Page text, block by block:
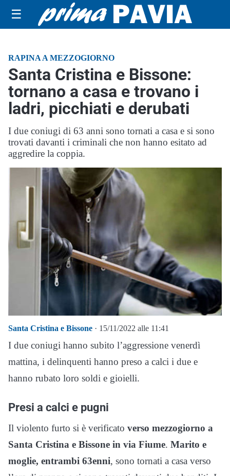
☰
RAPINA A MEZZOGIORNO
Santa Cristina e Bissone:
tornano a casa e trovano i
ladri, picchiati e derubati
I due coniugi di 63 anni sono tornati a casa e si sono
trovati davanti i criminali che non hanno esitato ad
aggredire la coppia.
Santa Cristina e Bissone · 15/11/2022 alle 11:41
I due coniugi hanno subito l’aggressione venerdì
mattina, i delinquenti hanno preso a calci i due e
hanno rubato loro soldi e gioielli.
Presi a calci e pugni
Il violento furto si è verificato verso mezzogiorno a
Santa Cristina e Bissone in via Fiume. Marito e
moglie, entrambi 63enni, sono tornati a casa verso